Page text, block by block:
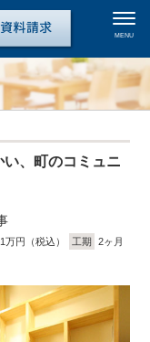
MENU
、町のコミュニ
万円（税込） 工期
2ヶ月